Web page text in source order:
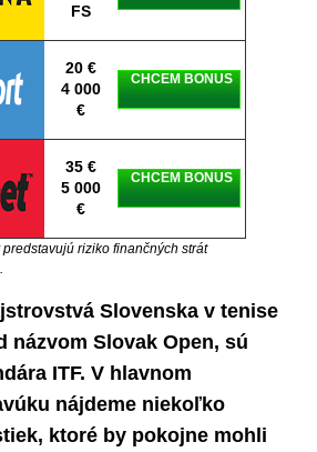
FS
20 €
4 000
€
CHCEM BONUS
35 €
5 000
€
CHCEM BONUS
riziko finančných strát
Slovenska v tenise
názvom Slovak Open, sú
ITF. V hlavnom
nájdeme niekoľko
ktoré by pokojne mohli